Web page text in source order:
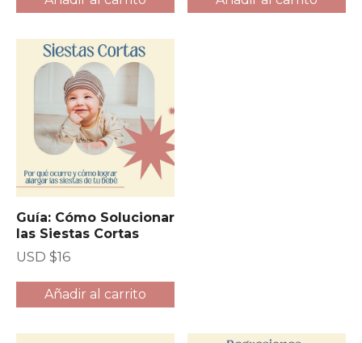
Guía: Cómo Solucionar
las Siestas Cortas
USD $16
Añadir al carrito